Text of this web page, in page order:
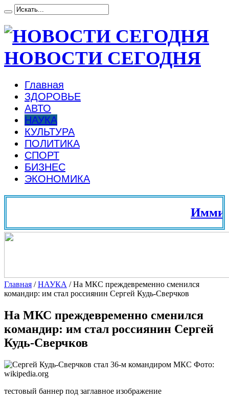
НОВОСТИ СЕГОДНЯ
Главная
ЗДОРОВЬЕ
АВТО
НАУКА
КУЛЬТУРА
ПОЛИТИКА
СПОРТ
БИЗНЕС
ЭКОНОМИКА
Главная /НАУКА /На МКС преждевременно сменился
командир: им стал россиянин Сергей Кудь-Сверчков
На МКС преждевременно сменился
командир: им стал россиянин Сергей
Кудь-Сверчков
Фото:
wikipedia.org
тестовый баннер под заглавное изображение